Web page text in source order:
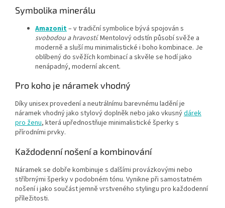
Symbolika minerálu
Amazonit– v tradiční symbolice bývá spojován s
svobodou a hravostí. Mentolový odstín působí svěže a
moderně a sluší mu minimalistické i boho kombinace. Je
oblíbený do svěžích kombinací a skvěle se hodí jako
nenápadný, moderní akcent.
Pro koho je náramek vhodný
Díky unisex provedení a neutrálnímu barevnému ladění je
náramek vhodný jako stylový doplněk nebo jako vkusnýdárek
pro ženu, která upřednostňuje minimalistické šperky s
přírodními prvky.
Každodenní nošení a kombinování
Náramek se dobře kombinuje s dalšími provázkovými nebo
stříbrnými šperky v podobném tónu. Vynikne při samostatném
nošení i jako součást jemně vrstveného stylingu pro každodenní
příležitosti.